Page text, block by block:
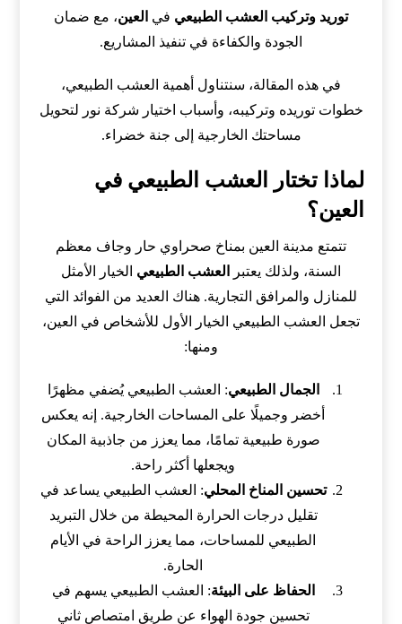
توريد وتركيب العشب الطبيعي في العين، مع ضمان
الجودة والكفاءة في تنفيذ المشاريع.
في هذه المقالة، سنتناول أهمية العشب الطبيعي،
خطوات توريده وتركيبه، وأسباب اختيار شركة نور لتحويل
مساحتك الخارجية إلى جنة خضراء.
لماذا تختار العشب الطبيعي في
العين؟
تتمتع مدينة العين بمناخ صحراوي حار وجاف معظم
السنة، ولذلك يعتبر
العشب الطبيعي الخيار الأمثل
للمنازل والمرافق التجارية. هناك العديد من الفوائد التي
تجعل العشب الطبيعي الخيار الأول للأشخاص في العين،
ومنها:
الجمال الطبيعي: العشب الطبيعي يُضفي مظهرًا
أخضر وجميلًا على المساحات الخارجية. إنه يعكس
صورة طبيعية تمامًا، مما يعزز من جاذبية المكان
ويجعلها أكثر راحة.
تحسين المناخ المحلي: العشب الطبيعي يساعد في
تقليل درجات الحرارة المحيطة من خلال التبريد
الطبيعي للمساحات، مما يعزز الراحة في الأيام
الحارة.
الحفاظ على البيئة: العشب الطبيعي يسهم في
تحسين جودة الهواء عن طريق امتصاص ثاني